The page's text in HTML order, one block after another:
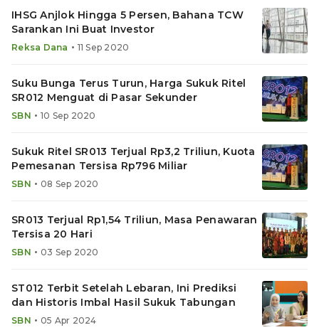
IHSG Anjlok Hingga 5 Persen, Bahana TCW
Sarankan Ini Buat Investor
Reksa Dana • 11 Sep 2020
Suku Bunga Terus Turun, Harga Sukuk Ritel
SR012 Menguat di Pasar Sekunder
SBN • 10 Sep 2020
Sukuk Ritel SR013 Terjual Rp3,2 Triliun, Kuota
Pemesanan Tersisa Rp796 Miliar
SBN • 08 Sep 2020
SR013 Terjual Rp1,54 Triliun, Masa Penawaran
Tersisa 20 Hari
SBN • 03 Sep 2020
ST012 Terbit Setelah Lebaran, Ini Prediksi
dan Historis Imbal Hasil Sukuk Tabungan
SBN • 05 Apr 2024